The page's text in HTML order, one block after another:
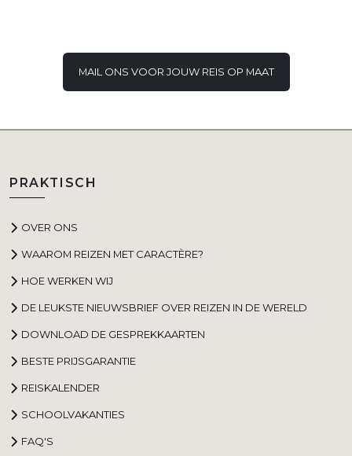
MAIL ONS VOOR JOUW REIS OP MAAT
PRAKTISCH
OVER ONS
WAAROM REIZEN MET CARACTÈRE?
HOE WERKEN WIJ
DE LEUKSTE NIEUWSBRIEF OVER REIZEN IN DE WERELD
DOWNLOAD DE GESPREKKAARTEN
BESTE PRIJSGARANTIE
REISKALENDER
SCHOOLVAKANTIES
FAQ'S